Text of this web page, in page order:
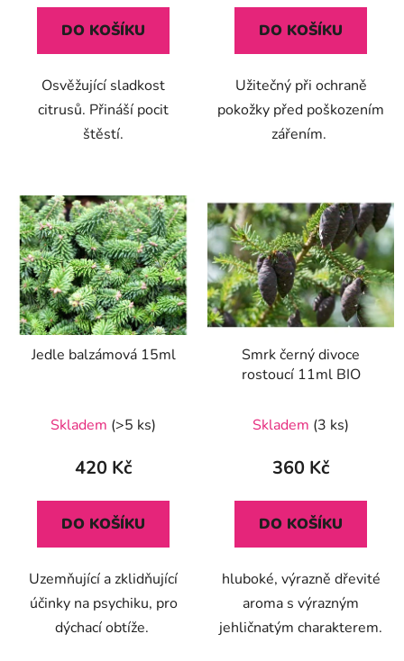
DO KOŠÍKU
Osvěžující sladkost
citrusů. Přináší pocit
štěstí.
DO KOŠÍKU
Užitečný při ochraně
pokožky před poškozením
zářením.
Jedle balzámová 15ml
Skladem (>5 ks)
420 Kč
DO KOŠÍKU
Uzemňující a zklidňující
účinky na psychiku, pro
dýchací obtíže.
Smrk černý divoce
rostoucí 11ml BIO
Skladem (3 ks)
360 Kč
DO KOŠÍKU
hluboké, výrazně dřevité
aroma s výrazným
jehličnatým charakterem.